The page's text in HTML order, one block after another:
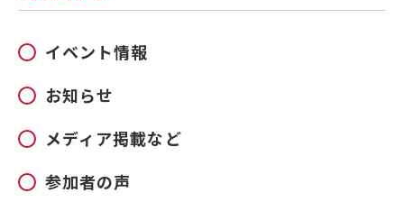
イベント情報
お知らせ
メディア掲載など
参加者の声